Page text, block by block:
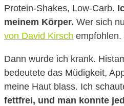
Protein-Shakes, Low-Carb.
meinem Körper. Wer sich
von David Kirsch empfohlen.
Dann wurde ich krank.
bedeutete das Müdigkeit,
meine Haut blass. Ich
fettfrei, und man konnte